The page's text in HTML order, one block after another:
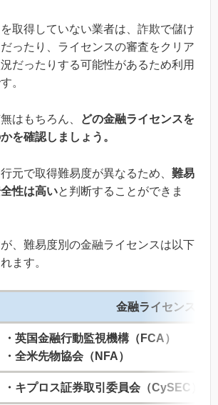
取得していない業者は、詐欺で儲け
ったり、ライセンスの審査をクリア
だったりする可能性があるため利用
。
はもちろん、
どの金融ライセンスを
を確認しましょう。
元で取得難易度が異なるため、 難易
性は高いと判断することができま
、難易度別の金融ライセンスは以下
ます。
金融ライセンス
・英国金融行動監視機構（FCA）
・全米先物協会（NFA）
・キプロス証券取引委員会（CySEC）